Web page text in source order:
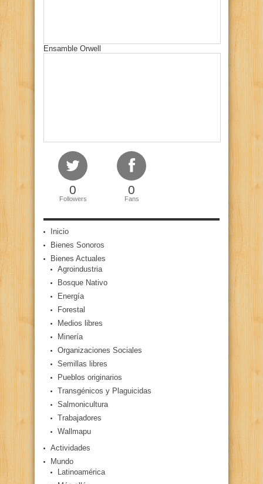
Ensamble Orwell
0
Followers
0
Fans
Inicio
Bienes Sonoros
Bienes Actuales
Agroindustria
Bosque Nativo
Energía
Forestal
Medios libres
Minería
Organizaciones Sociales
Semillas libres
Pueblos originarios
Transgénicos y Plaguicidas
Salmonicultura
Trabajadores
Wallmapu
Actividades
Mundo
Latinoamérica